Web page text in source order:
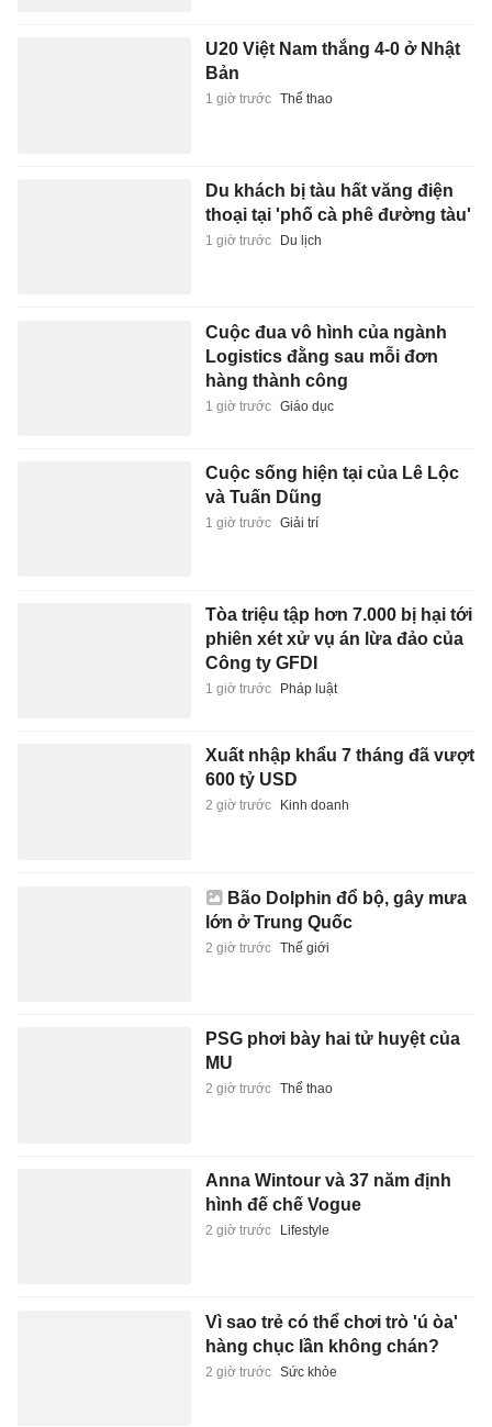
U20 Việt Nam thắng 4-0 ở Nhật
Bản
1 giờ trước Thể thao
Du khách bị tàu hất văng điện
thoại tại 'phố cà phê đường tàu'
1 giờ trước Du lịch
Cuộc đua vô hình của ngành
Logistics đằng sau mỗi đơn
hàng thành công
1 giờ trước Giáo dục
Cuộc sống hiện tại của Lê Lộc
và Tuấn Dũng
1 giờ trước Giải trí
Tòa triệu tập hơn 7.000 bị hại tới
phiên xét xử vụ án lừa đảo của
Công ty GFDI
1 giờ trước Pháp luật
Xuất nhập khẩu 7 tháng đã vượt
600 tỷ USD
2 giờ trước Kinh doanh
Bão Dolphin đổ bộ, gây mưa
lớn ở Trung Quốc
2 giờ trước Thế giới
PSG phơi bày hai tử huyệt của
MU
2 giờ trước Thể thao
Anna Wintour và 37 năm định
hình đế chế Vogue
2 giờ trước Lifestyle
Vì sao trẻ có thể chơi trò 'ú òa'
hàng chục lần không chán?
2 giờ trước Sức khỏe